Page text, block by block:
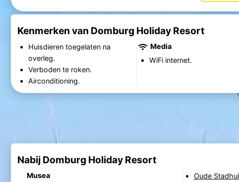
Kenmerken van Domburg Holiday Resort
Huisdieren toegelaten na
overleg.
Verboden te roken.
Airconditioning.
Media
WiFi internet.
Nabij Domburg Holiday Resort
Musea
Oude